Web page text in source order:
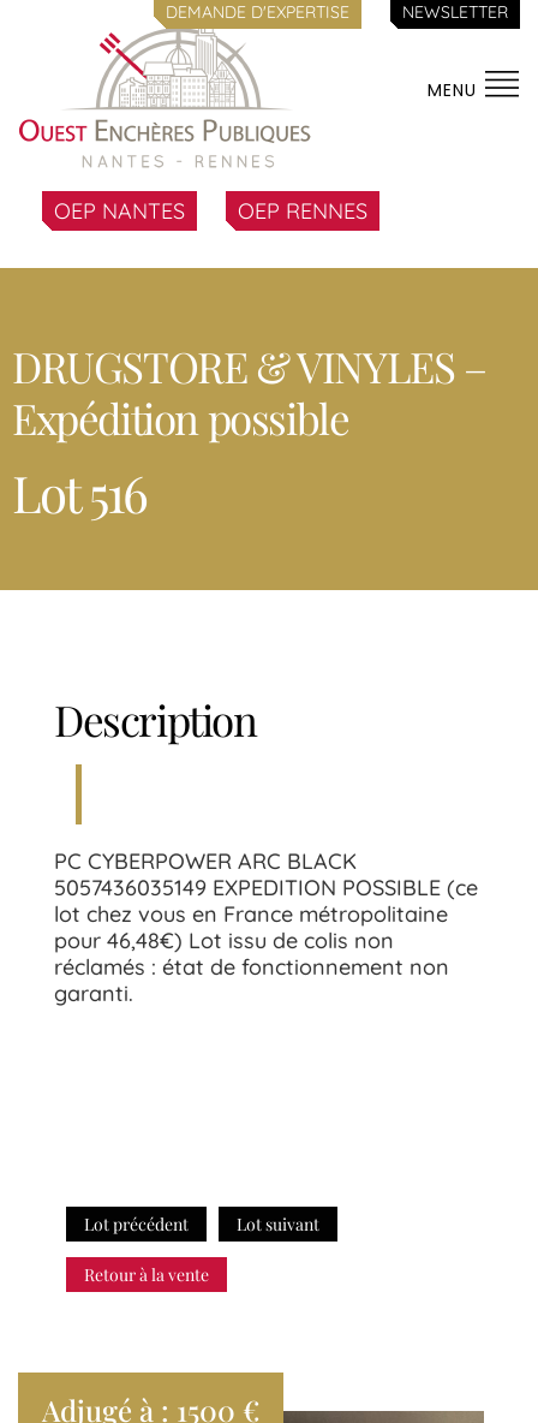
DEMANDE D'EXPERTISE NEWSLETTER
MENU
OEP NANTES OEP RENNES
DRUGSTORE & VINYLES –
Expédition possible
Lot 516
Description
PC CYBERPOWER ARC BLACK
5057436035149 EXPEDITION POSSIBLE (ce
lot chez vous en France métropolitaine
pour 46,48€) Lot issu de colis non
réclamés : état de fonctionnement non
garanti.
Lot précédent Lot suivant
Retour à la vente
Adjugé à : 1500 €